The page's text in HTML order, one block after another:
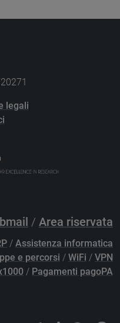
legali
/ Area riservata
/ Assistenza informatica
e percorsi / WiFi / VPN
/ Pagamenti pagoPA